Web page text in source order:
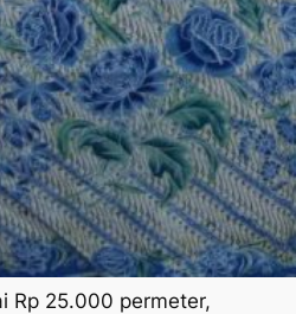
Rp 25.000 permeter,